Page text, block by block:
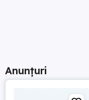
Anunțuri